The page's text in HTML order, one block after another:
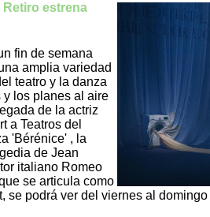
Retiro estrena
fin de semana
amplia variedad
teatro y la danza
los planes al aire
de la actriz
a Teatros del
'Bérénice' , la
de Jean
italiano Romeo
se articula como
se podrá ver del viernes al